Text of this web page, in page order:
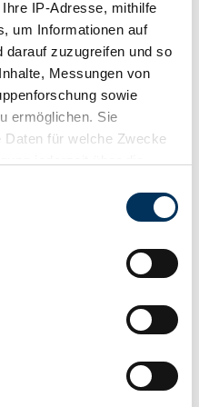
IP-Adresse, mithilfe
um Informationen auf
darauf zuzugreifen und so
Messungen von
sowie
ermöglichen. Sie
für welche Zwecke
geografische Lage
identifizieren
Ihre persönlichen Daten